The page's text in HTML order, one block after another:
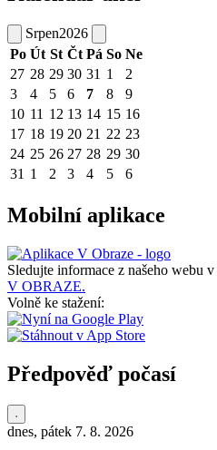
Srpen2026
Po Út St Čt Pá So Ne
27 28 29 30 31 1
2
3
4 5 6 7 8
9
10 11 12 13 14 15 16
17 18 19 20 21 22 23
24 25 26 27 28 29 30
31 1 2 3 4 5 6
Mobilní aplikace
Sledujte informace z našeho webu v
V OBRAZE.
Volně ke stažení:
Předpověď počasí
dnes, pátek 7. 8. 2026